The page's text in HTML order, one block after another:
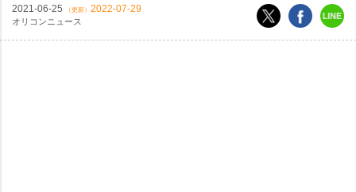
2021-06-25 （更新） 2022-07-29
オリコンニュース